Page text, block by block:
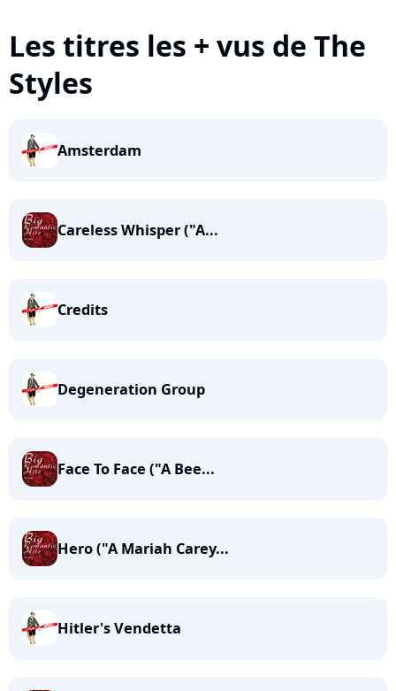
Les titres les + vus de The
Styles
Amsterdam
Careless Whisper ("A...
Credits
Degeneration Group
Face To Face ("A Bee...
Hero ("A Mariah Carey...
Hitler's Vendetta